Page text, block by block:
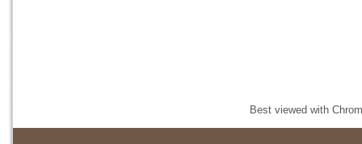
Best viewed with